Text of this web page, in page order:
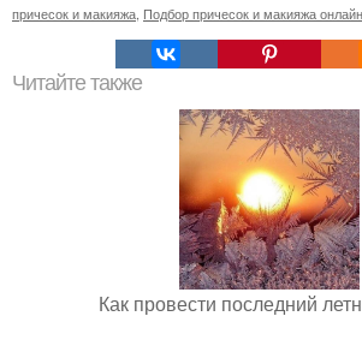
причесок и макияжа Подбор причесок и макияжа онлайн
Читайте также
Как провести последний